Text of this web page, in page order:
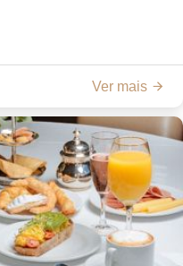
Ver mais